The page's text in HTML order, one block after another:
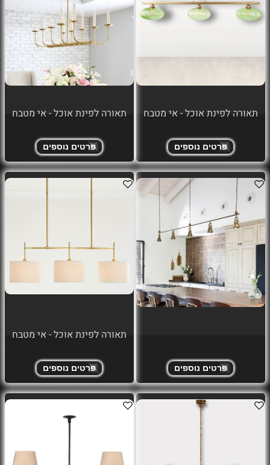
תאורה לפינת אוכל - אי מטבח
פרטים נוספים
תאורה לפינת אוכל - אי מטבח
פרטים נוספים
פרטים נוספים
תאורה לפינת אוכל - אי מטבח
פרטים נוספים